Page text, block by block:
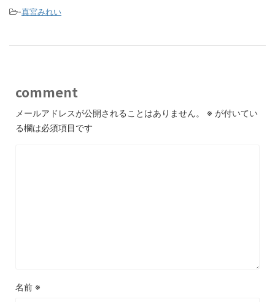
-真宮みれい
comment
メールアドレスが公開されることはありません。 ※ が付いてい
る欄は必須項目です
名前 ※